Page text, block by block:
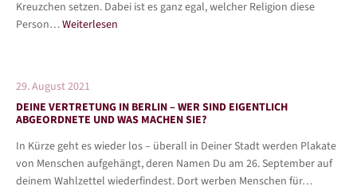
Kreuzchen setzen. Dabei ist es ganz egal, welcher Religion diese
Person…Weiterlesen
29. August 2021
DEINE VERTRETUNG IN BERLIN – WER SIND EIGENTLICH
ABGEORDNETE UND WAS MACHEN SIE?
In Kürze geht es wieder los – überall in Deiner Stadt werden Plakate
von Menschen aufgehängt, deren Namen Du am 26. September auf
deinem Wahlzettel wiederfindest. Dort werben Menschen für…